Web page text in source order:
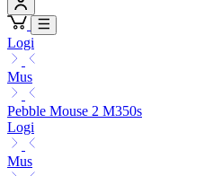
Logi
Mus
Pebble Mouse 2 M350s
Logi
Mus